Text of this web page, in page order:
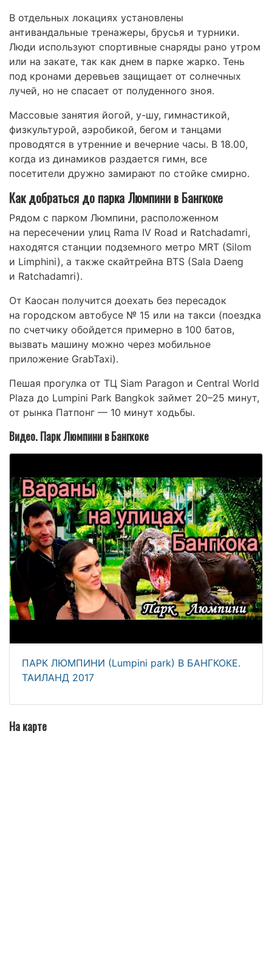
В отдельных локациях установлены
антивандальные тренажеры, брусья и турники.
Люди используют спортивные снаряды рано утром
или на закате, так как днем в парке жарко. Тень
под кронами деревьев защищает от солнечных
лучей, но не спасает от полуденного зноя.
Массовые занятия йогой, у-шу, гимнастикой,
физкультурой, аэробикой, бегом и танцами
проводятся в утренние и вечерние часы. В 18.00,
когда из динамиков раздается гимн, все
посетители дружно замирают по стойке смирно.
Как добраться до парка Люмпини в Бангкоке
Рядом с парком Люмпини, расположенном
на пересечении улиц Rama IV Road и Ratchadamri,
находятся станции подземного метро MRT (Silom
и Limphini), а также скайтрейна BTS (Sala Daeng
и Ratchadamri).
От Каосан получится доехать без пересадок
на городском автобусе № 15 или на такси (поездка
по счетчику обойдется примерно в 100 батов,
вызвать машину можно через мобильное
приложение GrabTaxi).
Пешая прогулка от ТЦ Siam Paragon и Central World
Plaza до Lumpini Park Bangkok займет 20–25 минут,
от рынка Патпонг — 10 минут ходьбы.
Видео. Парк Люмпини в Бангкоке
ПАРК ЛЮМПИНИ (Lumpini park) В БАНГКОКЕ.
ТАИЛАНД 2017
На карте